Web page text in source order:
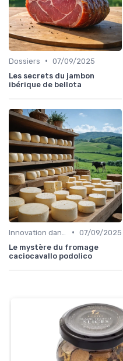
Dossiers • 07/09/2025
Les secrets du jambon
ibérique de bellota
• 07/09/2025
Le mystère du fromage
caciocavallo podolico